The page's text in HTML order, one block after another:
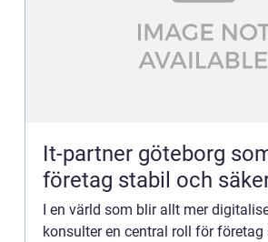
It-partner göteborg
företag stabil och
I en värld som blir allt mer
konsulter en central roll för